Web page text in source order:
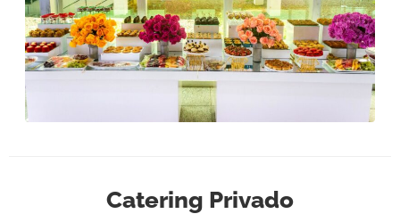
Catering Privado